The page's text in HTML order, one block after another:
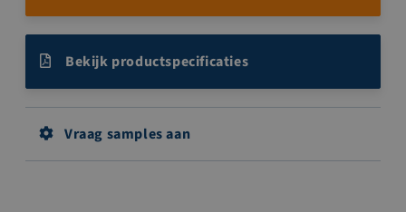
Bekijk productspecificaties
Vraag samples aan